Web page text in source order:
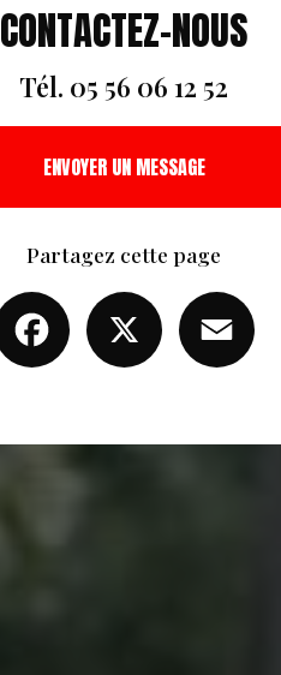
CONTACTEZ-NOUS
Tél. 05 56 06 12 52
ENVOYER UN MESSAGE
Partagez cette page
Facebook